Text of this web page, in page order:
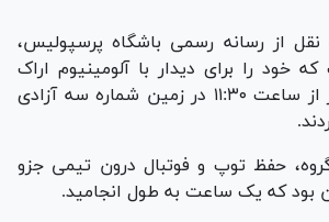
نقل از رسانه رسمی باشگاه پرسپولیس،
خود را برای دیدار با آلومینیوم اراک
آماده می‌کنند، امروز از ساعت ۱۱:۳۰ در زمین شماره سه آزادی
حفظ توپ و فوتبال درون تیمی جزو
بود که یک ساعت به طول انجامید.